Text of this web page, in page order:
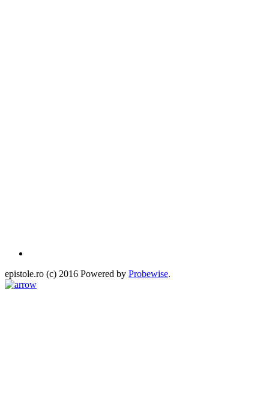
epistole.ro (c) 2016 Powered by Probewise.